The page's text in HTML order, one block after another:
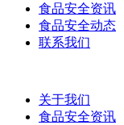
食品安全资讯
食品安全动态
联系我们
关于我们
食品安全资讯